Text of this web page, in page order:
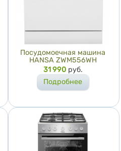
Посудомоечная машина
HANSA ZWM556WH
Цена
31 990 руб.
Подробнее